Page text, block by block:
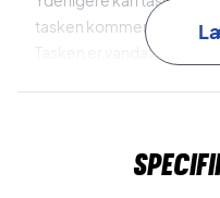
tasken kommer med et
Tasken er vandafvisende